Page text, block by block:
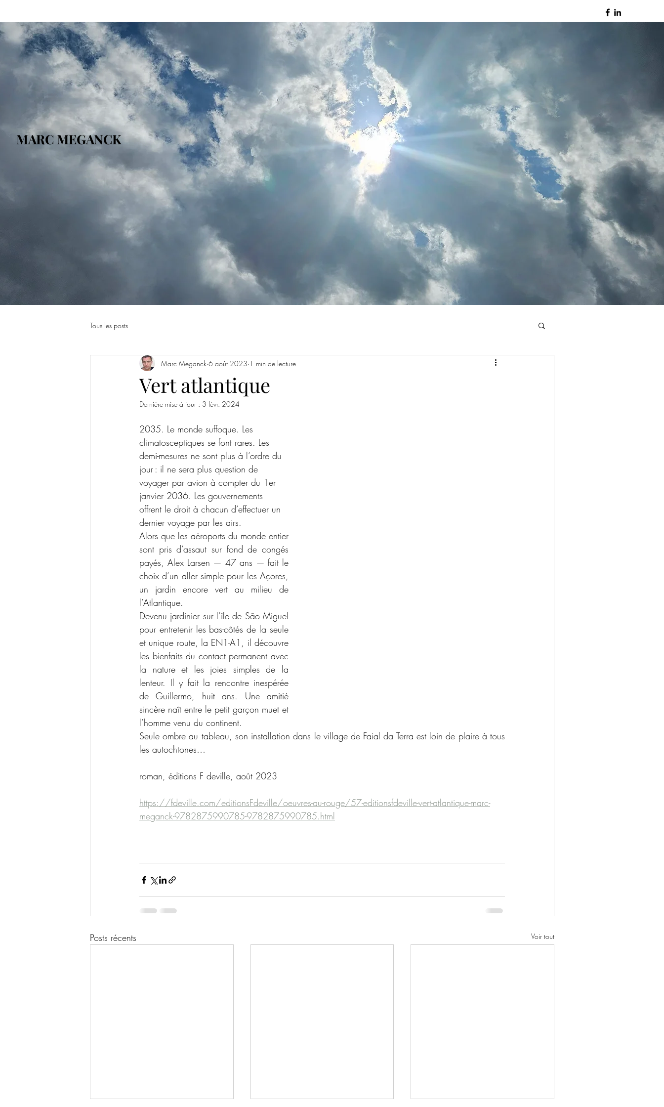
MARC MEGANCK
Tous les posts
Vert atlantique
Marc Meganck 6 août 2023 1 min de lecture
Dernière mise à jour : 3 févr. 2024
2035. Le monde suffoque. Les
climatosceptiques se font rares. Les
demi-mesures ne sont plus à l’ordre du
jour : il ne sera plus question de
voyager par avion à compter du 1er
janvier 2036. Les gouvernements
offrent le droit à chacun d’effectuer un
dernier voyage par les airs.
Alors que les aéroports du monde entier
sont pris d’assaut sur fond de congés
payés, Alex Larsen — 47 ans — fait le
choix d’un aller simple pour les Açores,
un jardin encore vert au milieu de
l’Atlantique.
Devenu jardinier sur l’île de São Miguel
pour entretenir les bas-côtés de la seule
et unique route, la EN1-A1, il découvre
les bienfaits du contact permanent avec
la nature et les joies simples de la
lenteur. Il y fait la rencontre inespérée
de Guillermo, huit ans. Une amitié
sincère naît entre le petit garçon muet et
l’homme venu du continent.
Seule ombre au tableau, son installation dans le village de Faial da Terra est loin de plaire à tous
les autochtones…
roman, éditions F deville, août 2023
https://fdeville.com/editionsFdeville/oeuvres-au-rouge/57-editionsfdeville-vert-atlantique-marc-
meganck-9782875990785-9782875990785.html
Posts récents Voir tout